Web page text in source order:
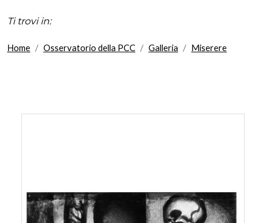
Ti trovi in:
Home Osservatorio della PCC Galleria Miserere